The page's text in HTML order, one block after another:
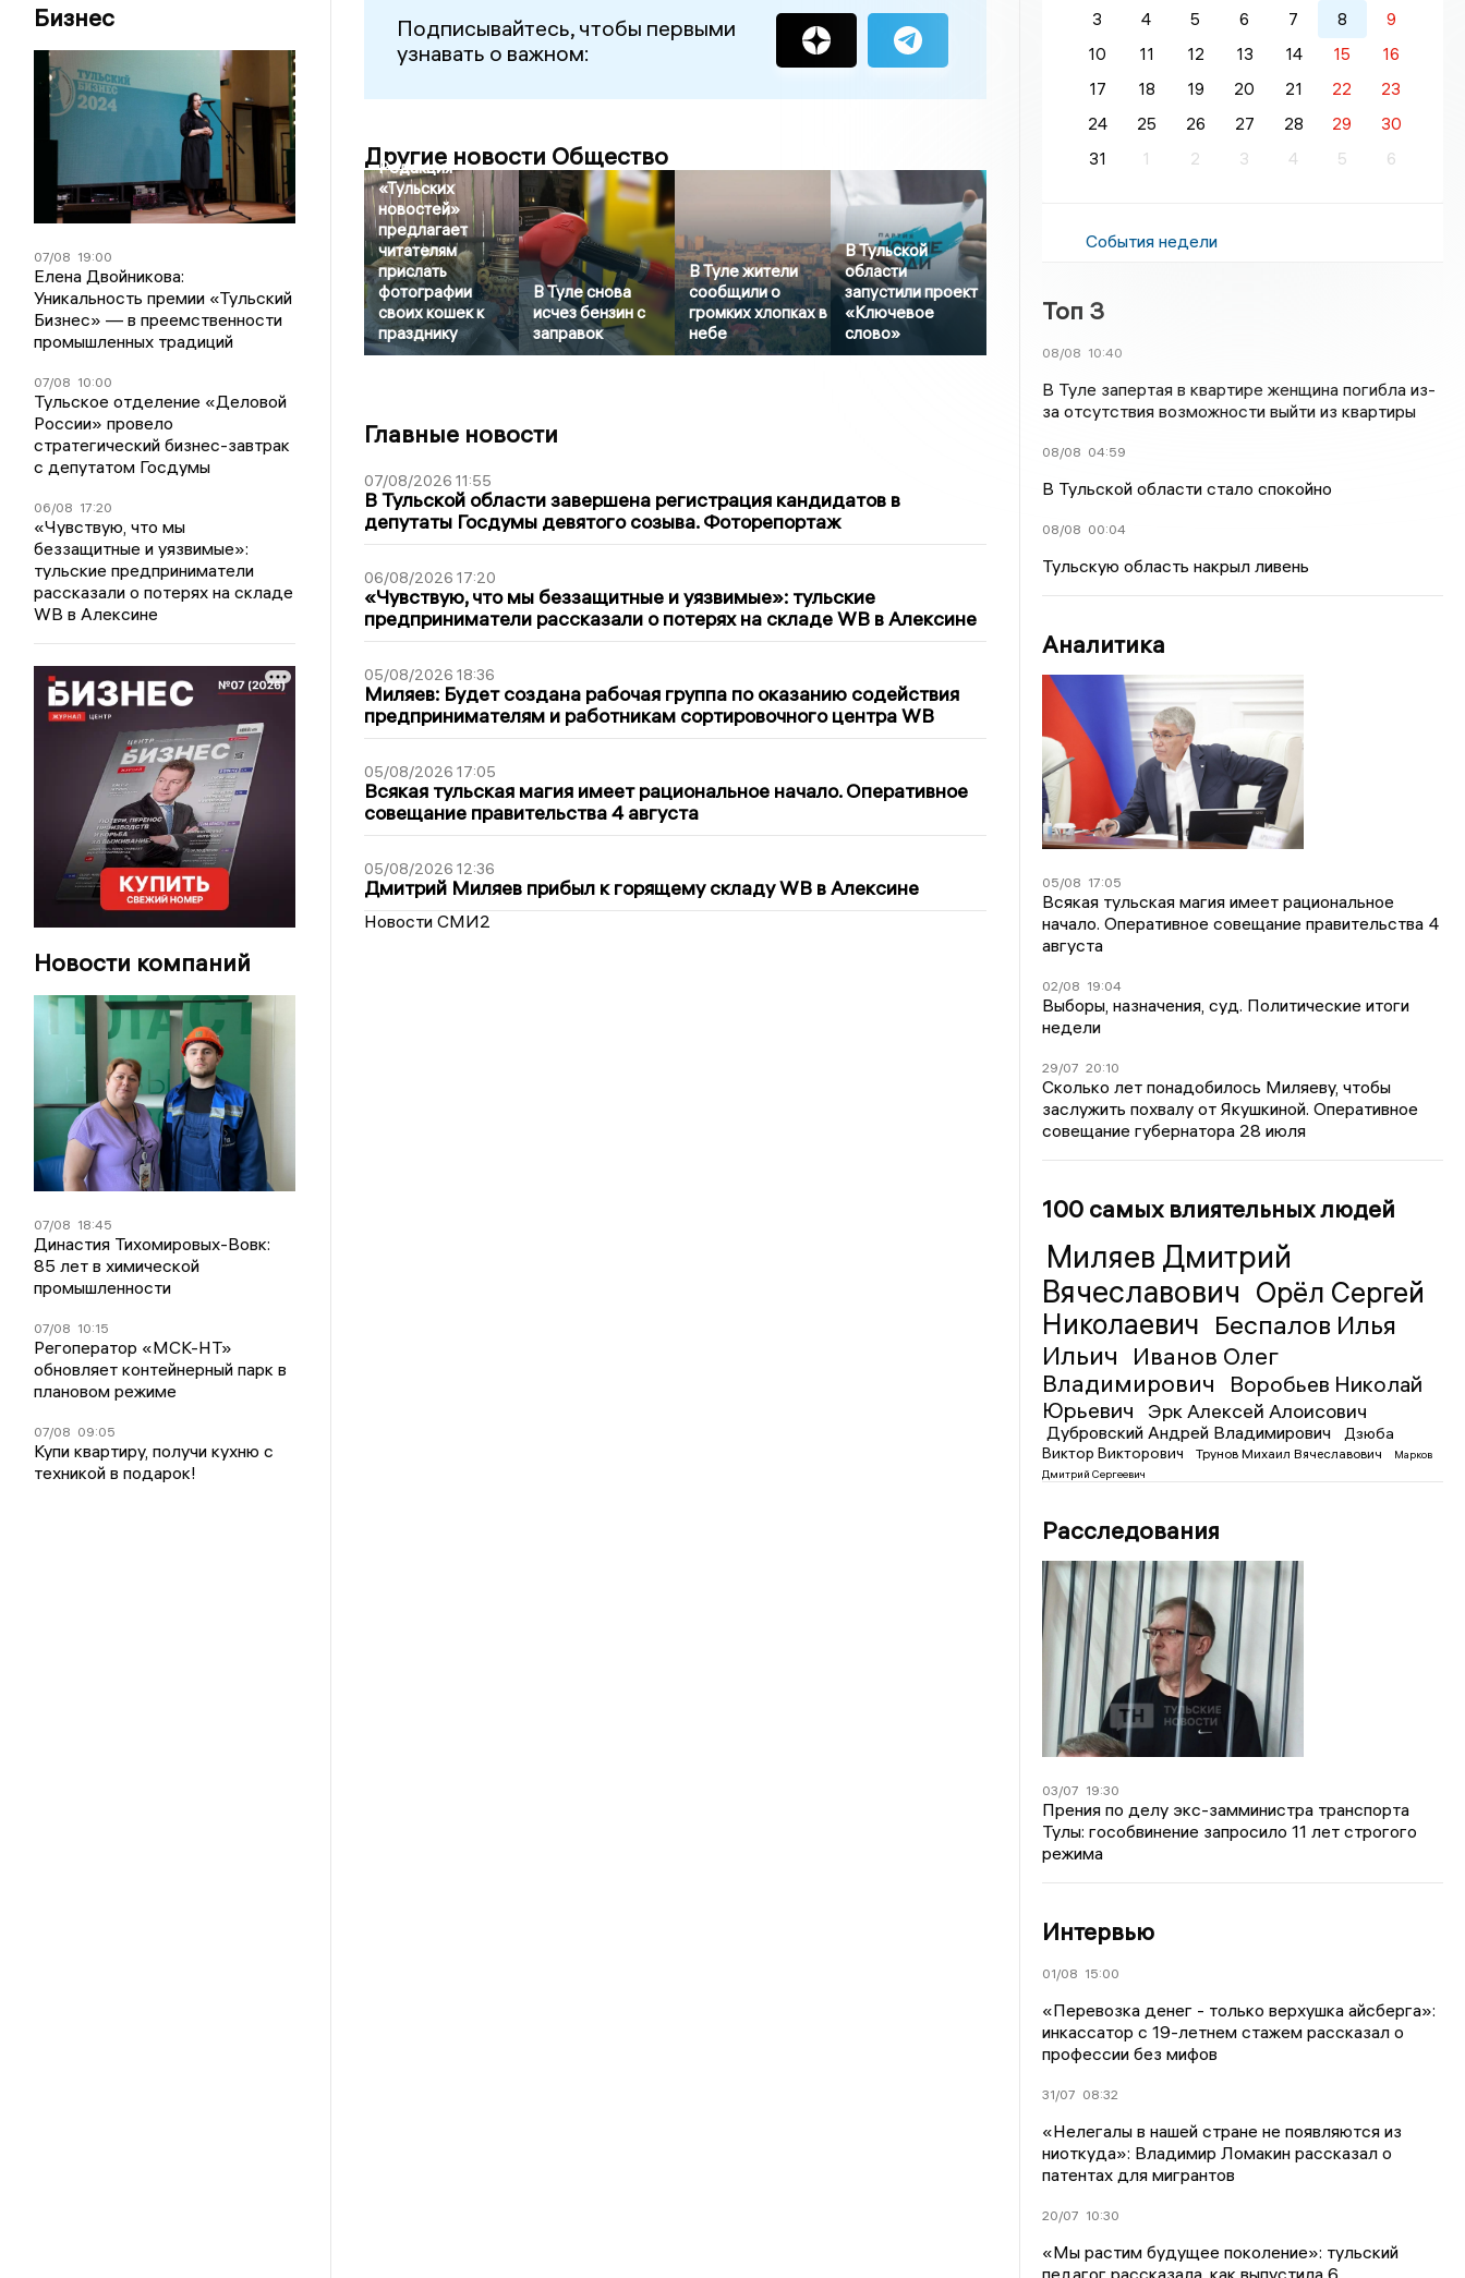
Бизнес
07/08 19:00
Елена Двойникова:
Уникальность премии «Тульский
Бизнес» — в преемственности
промышленных традиций
07/08 10:00
Тульское отделение «Деловой
России» провело
стратегический бизнес-завтрак
с депутатом Госдумы
06/08 17:20
«Чувствую, что мы
беззащитные и уязвимые»:
тульские предприниматели
рассказали о потерях на складе
WB в Алексине
Новости компаний
07/08 18:45
Династия Тихомировых-Вовк:
85 лет в химической
промышленности
07/08 10:15
Регоператор «МСК-НТ»
обновляет контейнерный парк в
плановом режиме
07/08 09:05
Купи квартиру, получи кухню с
техникой в подарок!
Подписывайтесь, чтобы первыми
узнавать о важном:
Другие новости Общество
Редакция
«Тульских
новостей»
предлагает
читателям
прислать
фотографии
своих кошек к
празднику
В Туле снова
исчез бензин с
заправок
В Туле жители
сообщили о
громких хлопках в
небе
В Тульской
области
запустили проект
«Ключевое
слово»
Главные новости
07/08/2026 11:55
В Тульской области завершена регистрация кандидатов в
депутаты Госдумы девятого созыва. Фоторепортаж
06/08/2026 17:20
«Чувствую, что мы беззащитные и уязвимые»: тульские
предприниматели рассказали о потерях на складе WB в Алексине
05/08/2026 18:36
Миляев: Будет создана рабочая группа по оказанию содействия
предпринимателям и работникам сортировочного центра WB
05/08/2026 17:05
Всякая тульская магия имеет рациональное начало. Оперативное
совещание правительства 4 августа
05/08/2026 12:36
Дмитрий Миляев прибыл к горящему складу WB в Алексине
Новости СМИ2
3
4 5 6 7 8
9
10
11 12 13 14 15
16
17
18 19 20 21 22
23
24
25 26 27 28 29
30
31
1 2 3 4 5 6
События недели
Топ 3
08/08 10:40
В Туле запертая в квартире женщина погибла из-
за отсутствия возможности выйти из квартиры
08/08 04:59
В Тульской области стало спокойно
08/08 00:04
Тульскую область накрыл ливень
Аналитика
05/08 17:05
Всякая тульская магия имеет рациональное
начало. Оперативное совещание правительства 4
августа
02/08 19:04
Выборы, назначения, суд. Политические итоги
недели
29/07 20:10
Сколько лет понадобилось Миляеву, чтобы
заслужить похвалу от Якушкиной. Оперативное
совещание губернатора 28 июля
100 самых влиятельных людей
Миляев Дмитрий
Вячеславович Орёл Сергей
Николаевич Беспалов Илья
Ильич
Иванов Олег
Владимирович
Воробьев Николай
Юрьевич
Эрк Алексей Алоисович
Дубровский Андрей Владимирович
Дзюба
Виктор Викторович
Трунов Михаил Вячеславович
Марков
Дмитрий Сергеевич
Расследования
03/07 19:30
Прения по делу экс-замминистра транспорта
Тулы: гособвинение запросило 11 лет строгого
режима
Интервью
01/08 15:00
«Перевозка денег - только верхушка айсберга»:
инкассатор с 19-летнем стажем рассказал о
профессии без мифов
31/07 08:32
«Нелегалы в нашей стране не появляются из
ниоткуда»: Владимир Ломакин рассказал о
патентах для мигрантов
20/07 10:30
«Мы растим будущее поколение»: тульский
педагог рассказала, как выпустила 6